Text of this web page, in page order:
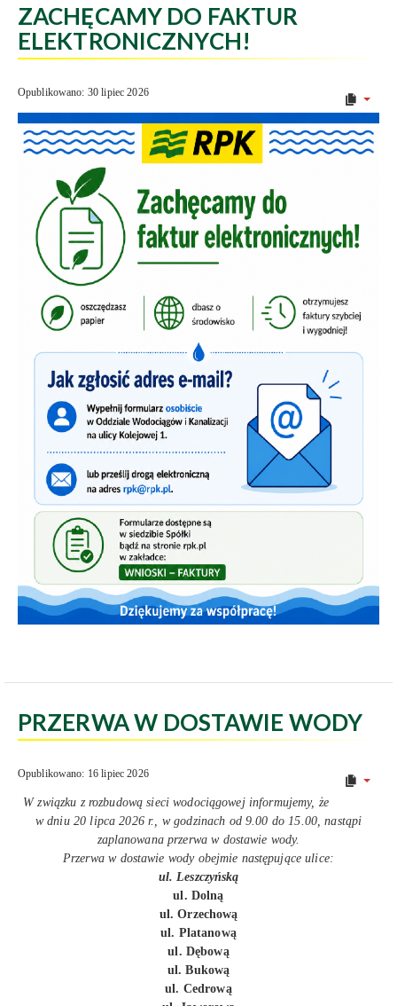
ZACHĘCAMY DO FAKTUR
ELEKTRONICZNYCH!
Opublikowano: 30 lipiec 2026
PRZERWA W DOSTAWIE WODY
Opublikowano: 16 lipiec 2026
W związku z rozbudową sieci wodociągowej informujemy, że
w dniu 20 lipca 2026 r., w godzinach od 9.00 do 15.00, nastąpi
zaplanowana przerwa w dostawie wody.
Przerwa w dostawie wody obejmie następujące ulice:
ul. Leszczyńską
ul. Dolną
ul. Orzechową
ul. Platanową
ul. Dębową
ul. Bukową
ul. Cedrową